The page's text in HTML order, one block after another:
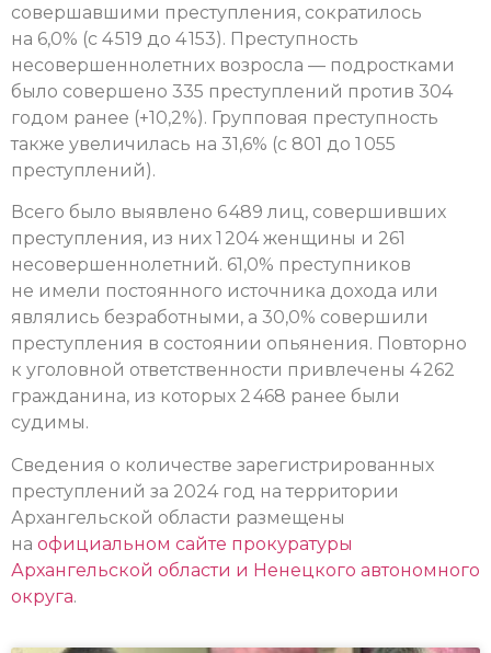
совершавшими преступления, сократилось
на 6,0% (с 4 519 до 4 153). Преступность
несовершеннолетних возросла — подростками
было совершено 335 преступлений против 304
годом ранее (+10,2%). Групповая преступность
также увеличилась на 31,6% (с 801 до 1 055
преступлений).
Всего было выявлено 6 489 лиц, совершивших
преступления, из них 1 204 женщины и 261
несовершеннолетний. 61,0% преступников
не имели постоянного источника дохода или
являлись безработными, а 30,0% совершили
преступления в состоянии опьянения. Повторно
к уголовной ответственности привлечены 4 262
гражданина, из которых 2 468 ранее были
судимы.
Сведения о количестве зарегистрированных
преступлений за 2024 год на территории
Архангельской области размещены
на официальном сайте прокуратуры
Архангельской области и Ненецкого автономного
округа.